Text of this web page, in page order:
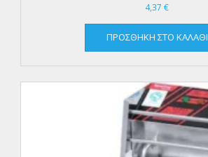
4,37 €
ΠΡΟΣΘΉΚΗ ΣΤΟ ΚΑΛΆΘΙ